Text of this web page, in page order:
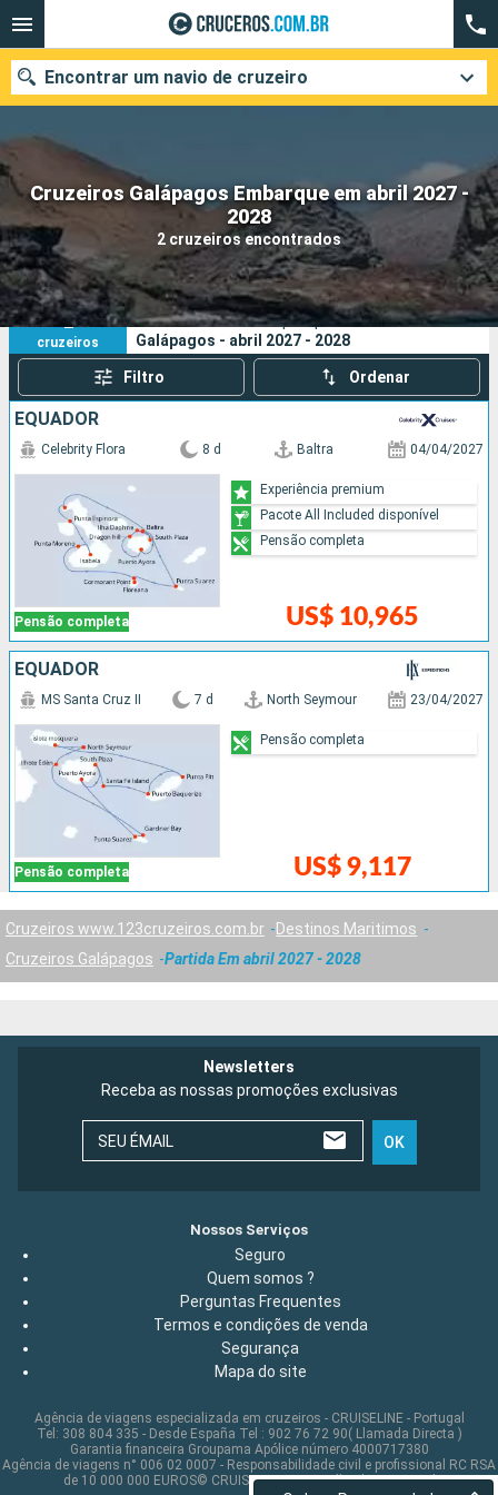
Cruzeiros Galápagos Embarque em abril 2027 -
2028
2 cruzeiros encontrados
Encontrar um navio de cruzeiro
Quando ir?
Data de partida
Cidades Companhias
Pesquisar
2
cruzeiros
Os seus critérios de pesquisa:
Galápagos - abril 2027 - 2028
Filtro Ordenar
EQUADOR
Pensão completa
Celebrity Flora 8 d Baltra 04/04/2027
US$ 10,965
Experiência premium
Pacote All Included disponível
Pensão completa
EQUADOR
Pensão completa
MS Santa Cruz II 7 d North Seymour 23/04/2027
US$ 9,117
Pensão completa
Cruzeiros www.123cruzeiros.com.br
Destinos Maritimos
Cruzeiros Galápagos
Partida Em abril 2027 - 2028
Newsletters
Receba as nossas promoções exclusivas
SEU ÉMAIL OK
Nossos Serviços
Seguro
Quem somos ?
Perguntas Frequentes
Termos e condições de venda
Segurança
Mapa do site
Agência de viagens especializada em cruzeiros - CRUISELINE - Portugal
Tel: 308 804 335 - Desde España Tel : 902 76 72 90( Llamada Directa )
Garantia financeira Groupama Apólice número 4000717380
Agência de viagens n° 006 02 0007 - Responsabilidade civil e profissional RC RSA
de 10 000 000 EUROS© CRUISELINE 2026 - all rights reserved